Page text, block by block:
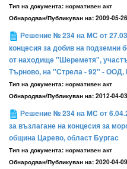
Тип на документа: нормативен акт
Обнародван/Публикуван на: 2009-05-26
Решение № 234 на МС от
концесия за добив на подземни
от находище "Шереметя",
Търново, на "Стрела - 92" - ООД,
Тип на документа: нормативен акт
Обнародван/Публикуван на: 2012-04-03
Решение № 234 на МС от
за възлагане на концесия за
община Царево, област Бургас
Тип на документа: нормативен акт
Обнародван/Публикуван на: 2020-04-09